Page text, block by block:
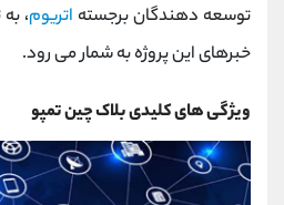
توسعه‌ دهندگان برجسته اتریوم،
خبرهای این پروژه به شمار می ‌رود.
ویژگی‌ های کلیدی بلاک‌ چین تمپو